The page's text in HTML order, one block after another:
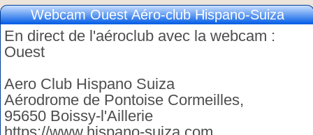
Webcam Ouest Aéro-club Hispano-Suiza
En direct de l'aéroclub avec la webcam :
Ouest
Aero Club Hispano Suiza
Aérodrome de Pontoise Cormeilles,
95650 Boissy-l'Aillerie